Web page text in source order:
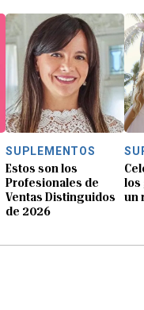
SUPLEMENTOS
Estos son los
Profesionales de
Ventas Distinguidos
de 2026
los
un